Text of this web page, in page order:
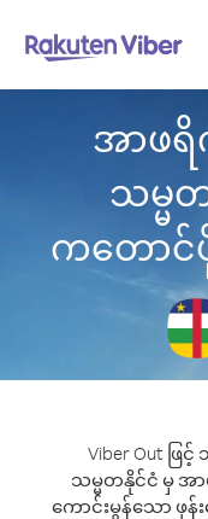
အာဖ
သမ္မ
ကတောင်
Viber Out
သမ္မတနိုင်ငံ မှ
ကောင်းမွန်သော ဖုန်